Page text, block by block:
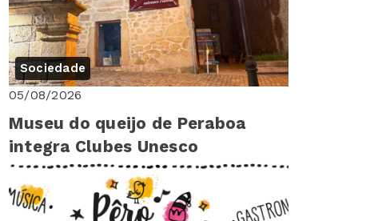
Sociedade
05/08/2026
Museu do queijo de Peraboa
integra Clubes Unesco